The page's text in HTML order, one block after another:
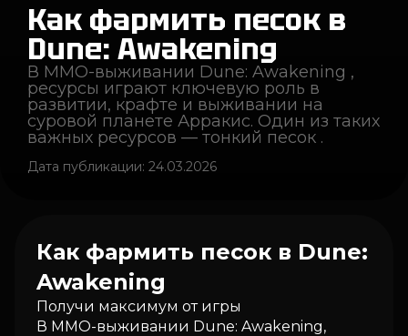
Как фармить песок в
Dune: Awakening
В MMO-выживании Dune: Awakening ,
ресурсы играют ключевую роль в
развитии, крафте и выживании на
суровой планете Арракис. Один из таких
важных ресурсов — тонкий песок .
Дата публикации: 24.03.2026
Как фармить песок в Dune:
Awakening
Получи максимум от игры
В MMO-выживании Dune: Awakening,